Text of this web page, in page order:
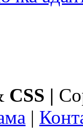
CSS |
|